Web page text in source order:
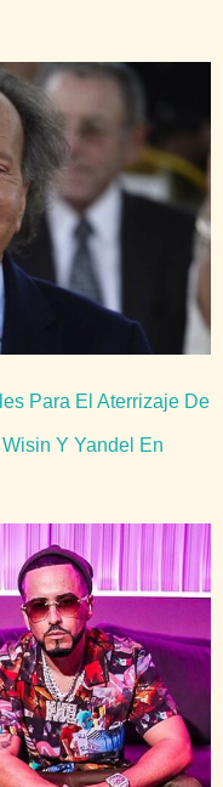
Para El Aterrizaje De
Y Yandel En